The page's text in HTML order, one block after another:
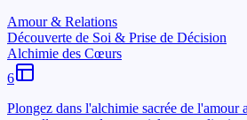
Amour & Relations
Découverte de Soi & Prise de Décision
Alchimie des Cœurs
6
Plongez dans l'alchimie sacrée de